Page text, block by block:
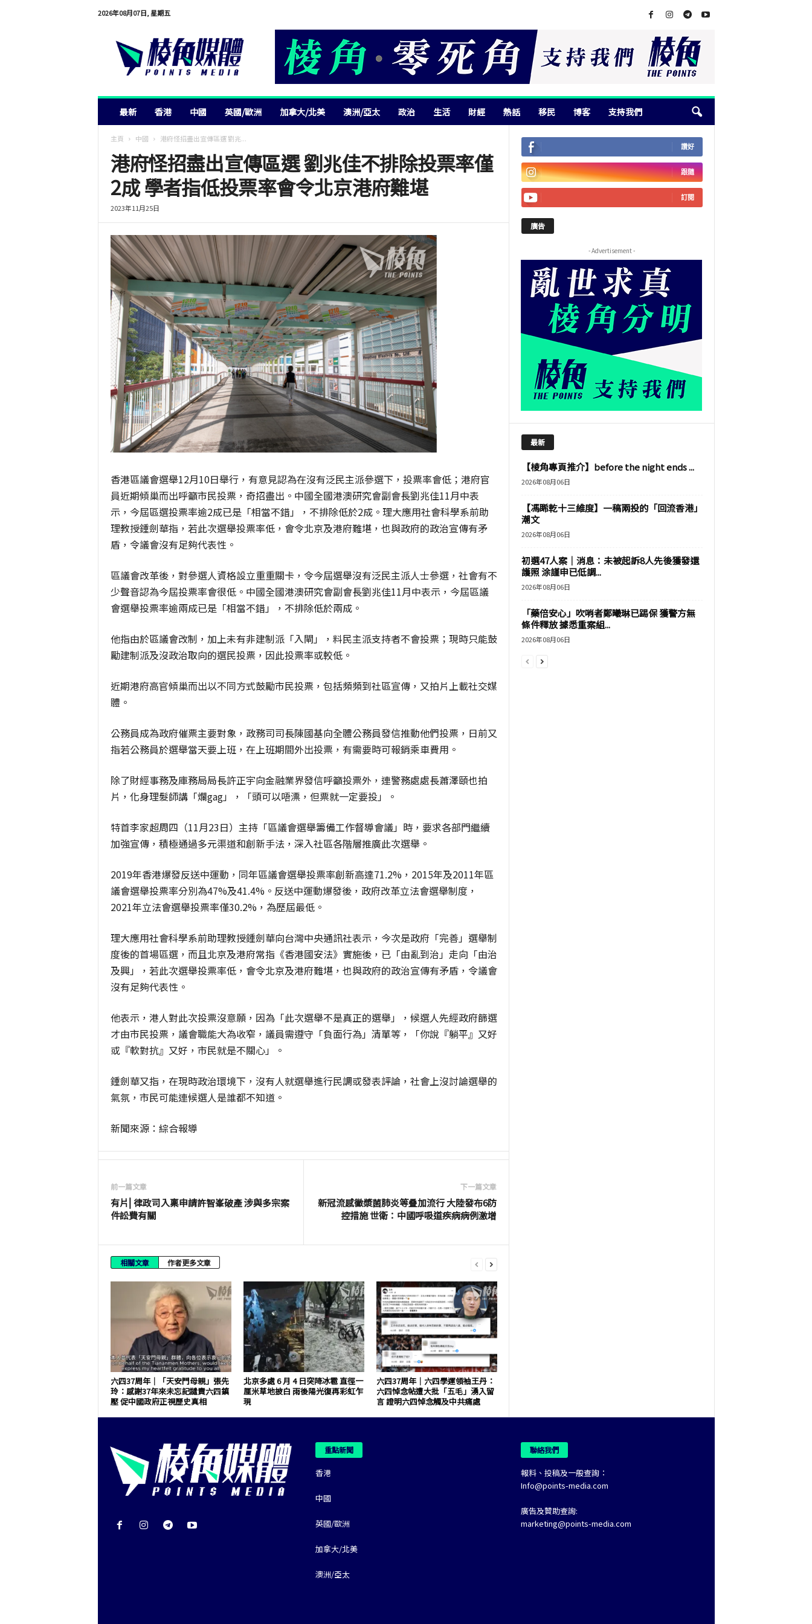
2026年08月07日, 星期五
最新 香港 中國 英國/歐洲 加拿大/北美 澳洲/亞太 政治 生活 財經 熱話 移民 博客 支持我們
主頁 中國 港府怪招盡出宣傳區選 劉兆...
港府怪招盡出宣傳區選 劉兆佳不排除投票率僅
2成 學者指低投票率會令北京港府難堪
2023年11月25日
香港區議會選舉12月10日舉行，有意見認為在沒有泛民主派參選下，投票率會低；港府官
員近期傾巢而出呼籲市民投票，奇招盡出。中國全國港澳研究會副會長劉兆佳11月中表
示，今屆區選投票率逾2成已是「相當不錯」，不排除低於2成。理大應用社會科學系前助
理教授鍾劍華指，若此次選舉投票率低，會令北京及港府難堪，也與政府的政治宣傳有矛
盾，令議會沒有足夠代表性。
區議會改革後，對參選人資格設立重重關卡，令今屆選舉沒有泛民主派人士參選，社會有不
少聲音認為今屆投票率會很低。中國全國港澳研究會副會長劉兆佳11月中表示，今屆區議
會選舉投票率逾兩成已是「相當不錯」，不排除低於兩成。
他指由於區議會改制，加上未有非建制派「入閘」，料民主派支持者不會投票；現時只能鼓
勵建制派及沒政治取向的選民投票，因此投票率或較低。
近期港府高官傾巢而出以不同方式鼓勵市民投票，包括頻頻到社區宣傳，又拍片上載社交媒
體。
公務員成為政府催票主要對象，政務司司長陳國基向全體公務員發信推動他們投票，日前又
指若公務員於選舉當天要上班，在上班期間外出投票，有需要時可報銷乘車費用。
除了財經事務及庫務局局長許正宇向金融業界發信呼籲投票外，連警務處處長蕭澤頤也拍
片，化身理髮師講「爛gag」，「頭可以唔漂，但票就一定要投」。
特首李家超周四（11月23日）主持「區議會選舉籌備工作督導會議」時，要求各部門繼續
加強宣傳，積極通過多元渠道和創新手法，深入社區各階層推廣此次選舉。
2019年香港爆發反送中運動，同年區議會選舉投票率創新高達71.2%，2015年及2011年區
議會選舉投票率分別為47%及41.4%。反送中運動爆發後，政府改革立法會選舉制度，
2021年立法會選舉投票率僅30.2%，為歷屆最低。
理大應用社會科學系前助理教授鍾劍華向台灣中央通訊社表示，今次是政府「完善」選舉制
度後的首場區選，而且北京及港府常指《香港國安法》實施後，已「由亂到治」走向「由治
及興」，若此次選舉投票率低，會令北京及港府難堪，也與政府的政治宣傳有矛盾，令議會
沒有足夠代表性。
他表示，港人對此次投票沒意願，因為「此次選舉不是真正的選舉」，候選人先經政府篩選
才由市民投票，議會職能大為收窄，議員需遵守「負面行為」清單等，「你說『躺平』又好
或『軟對抗』又好，市民就是不關心」。
鍾劍華又指，在現時政治環境下，沒有人就選舉進行民調或發表評論，社會上沒討論選舉的
氣氛，市民可能連候選人是誰都不知道。
新聞來源：綜合報導
前一篇文章
有片⎜律政司入稟申請許智峯破產 涉與多宗案
件訟費有關
下一篇文章
新冠流感黴漿菌肺炎等叠加流行 大陸發布6防
控措施 世衛：中國呼吸道疾病病例激增
相關文章 作者更多文章
六四37周年｜「天安門母親」張先
玲：感謝37年來未忘記譴責六四鎮
壓 促中國政府正視歷史真相
北京多處 6 月 4 日突降冰雹 直徑一
厘米草地披白 雨後陽光復再彩虹乍
現
六四37周年｜六四學運領袖王丹：
六四悼念帖遭大批「五毛」湧入留
言 證明六四悼念觸及中共痛處
讚好
跟隨
訂閱
廣告
- Advertisement -
最新
【棱角專頁推介】before the night ends ...
2026年08月06日
【馮睎乾十三維度】一稿兩投的「回流香港」
潮文
2026年08月06日
初選47人案｜消息：未被起訴8人先後獲發還
護照 涂謹申已低調...
2026年08月06日
「藥倍安心」吹哨者鄭曦琳已踢保 獲警方無
條件釋放 據悉重案組...
2026年08月06日
重點新聞
香港
中國
英國/歐洲
加拿大/北美
澳洲/亞太
聯絡我們
報料、投稿及一般查詢：
Info@points-media.com
廣告及贊助查詢:
marketing@points-media.com